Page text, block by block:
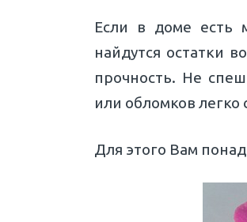
Если в доме есть
найдутся остатки
прочность. Не
или обломков
Для этого Вам